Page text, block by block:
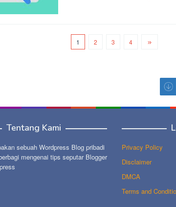
1 2 3 4
Tentang Kami
sebuah Wordpress Blog pribadi
mengenai tips seputar Blogger
Privacy Policy
Disclaimer
DMCA
Terms and